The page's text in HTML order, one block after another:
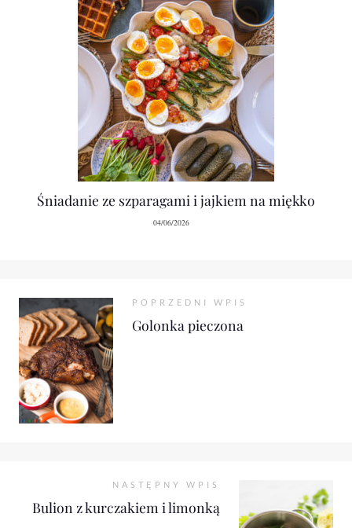
Śniadanie ze szparagami i jajkiem na miękko
04/06/2026
POPRZEDNI WPIS
Golonka pieczona
NASTĘPNY WPIS
Bulion z kurczakiem i limonką